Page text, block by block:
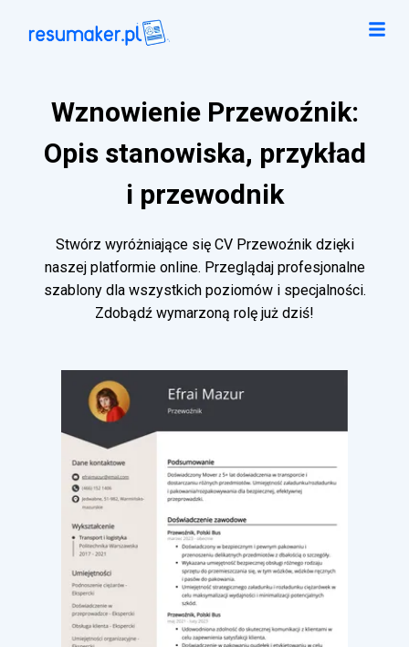
Wznowienie Przewoźnik:
Opis stanowiska, przykład
i przewodnik
Stwórz wyróżniające się CV Przewoźnik dzięki
naszej platformie online. Przeglądaj profesjonalne
szablony dla wszystkich poziomów i specjalności.
Zdobądź wymarzoną rolę już dziś!